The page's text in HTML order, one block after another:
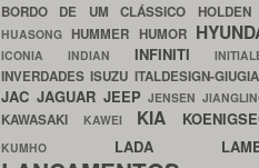
BORDO DE UM CLÁSSICO HOLDEN
HUASONGHUMMER HUMOR
ICONIA INDIAN INFINITI
INVERDADESISUZU ITALDESIGN-
JAC JAGUAR JEEPJENSEN
KAWASAKI KAWEI KIA
KUMHO LADA